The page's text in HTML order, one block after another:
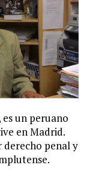
un peruano
en Madrid.
derecho penal y